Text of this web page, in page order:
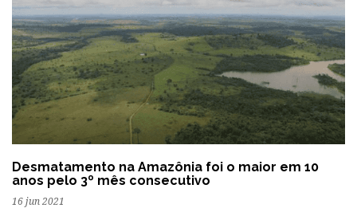
Desmatamento na Amazônia foi o maior em 10
anos pelo 3º mês consecutivo
16 jun 2021